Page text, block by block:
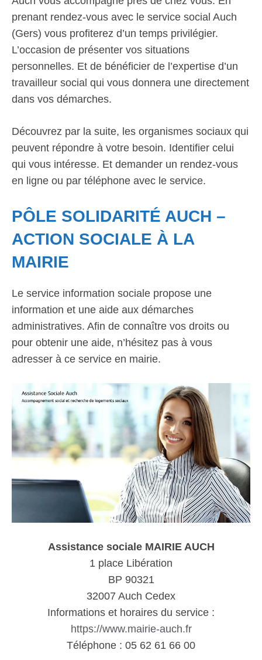
prenant rendez-vous avec le service social Auch
(Gers) vous profiterez d’un temps privilégier.
L’occasion de présenter vos situations
personnelles. Et de bénéficier de l’expertise d’un
travailleur social qui vous donnera une directement
dans vos démarches.
Découvrez par la suite, les organismes sociaux qui
peuvent répondre à votre besoin. Identifier celui
qui vous intéresse. Et demander un rendez-vous
en ligne ou par téléphone avec le service.
PÔLE SOLIDARITÉ AUCH –
ACTION SOCIALE À LA
MAIRIE
Le service information sociale propose une
information et une aide aux démarches
administratives. Afin de connaître vos droits ou
pour obtenir une aide, n’hésitez pas à vous
adresser à ce service en mairie.
Assistance sociale MAIRIE AUCH
1 place Libération
BP 90321
32007 Auch Cedex
Informations et horaires du service :
https://www.mairie-auch.fr
Téléphone : 05 62 61 66 00